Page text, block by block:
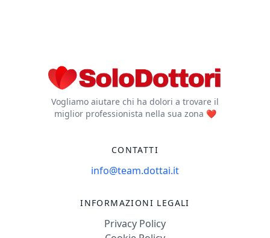
Vogliamo aiutare chi ha dolori a trovare il
miglior professionista nella sua zona ❤️
CONTATTI
info@team.dottai.it
INFORMAZIONI LEGALI
Privacy Policy